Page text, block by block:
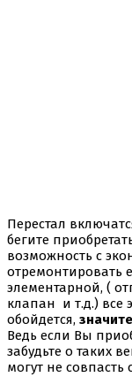
Перестал
бегите
возможность с
отремонтировать
элементарной, (
клапан и т.д.) все
обойдется,
Ведь если Вы
забудьте о таких
могут не